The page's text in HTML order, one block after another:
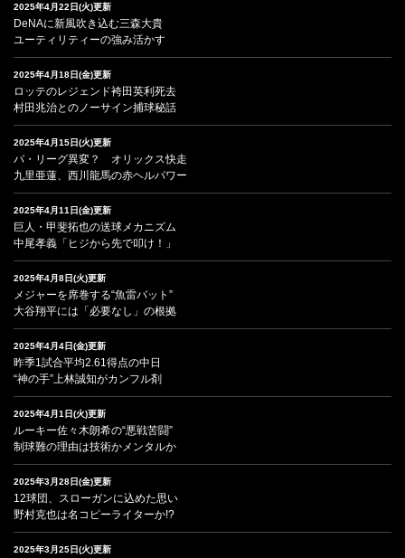
2025年4月22日(火)更新
DeNAに新風吹き込む三森大貴
ユーティリティーの強み活かす
2025年4月18日(金)更新
ロッテのレジェンド袴田英利死去
村田兆治とのノーサイン捕球秘話
2025年4月15日(火)更新
パ・リーグ異変？ オリックス快走
九里亜蓮、西川龍馬の赤ヘルパワー
2025年4月11日(金)更新
巨人・甲斐拓也の送球メカニズム
中尾孝義「ヒジから先で叩け！」
2025年4月8日(火)更新
メジャーを席巻する“魚雷バット”
大谷翔平には「必要なし」の根拠
2025年4月4日(金)更新
昨季1試合平均2.61得点の中日
“神の手”上林誠知がカンフル剤
2025年4月1日(火)更新
ルーキー佐々木朗希の“悪戦苦闘”
制球難の理由は技術かメンタルか
2025年3月28日(金)更新
12球団、スローガンに込めた思い
野村克也は名コピーライターか!?
2025年3月25日(火)更新